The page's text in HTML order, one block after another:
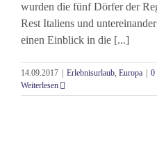
wurden die fünf Dörfer der
Rest Italiens und
einen Einblick in die [...]
14.09.2017 Erlebnisurlaub, Europa
0
Weiterlesen